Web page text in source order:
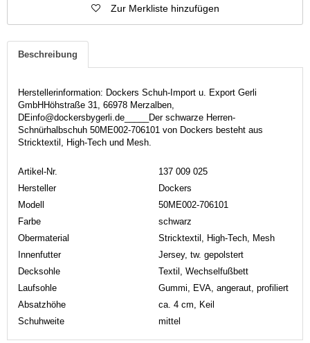
Zur Merkliste hinzufügen
Beschreibung
Herstellerinformation: Dockers Schuh-Import u. Export Gerli
GmbHHöhstraße 31, 66978 Merzalben,
DEinfo@dockersbygerli.de_____Der schwarze Herren-
Schnürhalbschuh 50ME002-706101 von Dockers besteht aus
Stricktextil, High-Tech und Mesh.
Artikel-Nr.
137 009 025
Hersteller
Dockers
Modell
50ME002-706101
Farbe
schwarz
Obermaterial
Stricktextil, High-Tech, Mesh
Innenfutter
Jersey, tw. gepolstert
Decksohle
Textil, Wechselfußbett
Laufsohle
Gummi, EVA, angeraut, profiliert
Absatzhöhe
ca. 4 cm, Keil
Schuhweite
mittel